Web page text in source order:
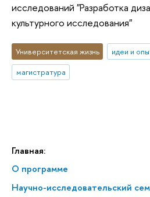
Главная:
О программе
Научно-исследовательский
исследований "Разработка
культурного исследования"
Университетская жизнь идеи и
магистратура